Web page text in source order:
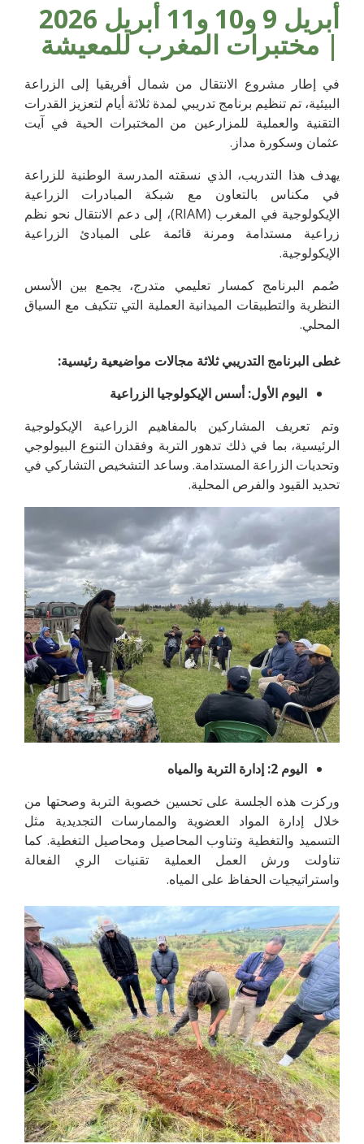
أبريل 9 و10 و11 أبريل 2026
| مختبرات المغرب للمعيشة
في إطار مشروع الانتقال من شمال أفريقيا إلى الزراعة
البيئية، تم تنظيم برنامج تدريبي لمدة ثلاثة أيام لتعزيز القدرات
التقنية والعملية للمزارعين من المختبرات الحية في آيت
عثمان وسكورة مداز.
يهدف هذا التدريب، الذي نسقته المدرسة الوطنية للزراعة
في مكناس بالتعاون مع شبكة المبادرات الزراعية
الإيكولوجية في المغرب (RIAM)، إلى دعم الانتقال نحو نظم
زراعية مستدامة ومرنة قائمة على المبادئ الزراعية
الإيكولوجية.
صُمم البرنامج كمسار تعليمي متدرج، يجمع بين الأسس
النظرية والتطبيقات الميدانية العملية التي تتكيف مع السياق
المحلي.
غطى البرنامج التدريبي ثلاثة مجالات مواضيعية رئيسية:
اليوم الأول: أسس الإيكولوجيا الزراعية
وتم تعريف المشاركين بالمفاهيم الزراعية الإيكولوجية
الرئيسية، بما في ذلك تدهور التربة وفقدان التنوع البيولوجي
وتحديات الزراعة المستدامة. وساعد التشخيص التشاركي في
تحديد القيود والفرص المحلية.
اليوم 2: إدارة التربة والمياه
وركزت هذه الجلسة على تحسين خصوبة التربة وصحتها من
خلال إدارة المواد العضوية والممارسات التجديدية مثل
التسميد والتغطية وتناوب المحاصيل ومحاصيل التغطية. كما
تناولت ورش العمل العملية تقنيات الري الفعالة
واستراتيجيات الحفاظ على المياه.